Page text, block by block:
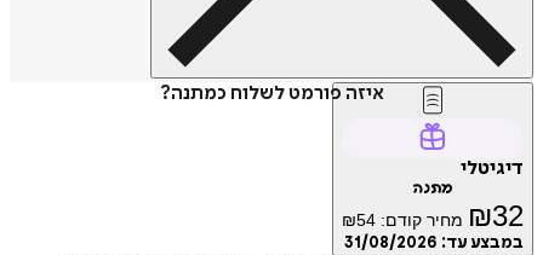
איזה פורמט לשלוח כמתנה?
₪ מחיר קודם: ₪54
עד:31/08/2026